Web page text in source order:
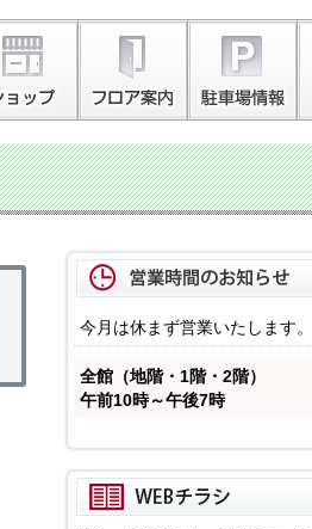
今月は休まず営業いたします。
全館（地階・1階・2階）
午前10時～午後7時